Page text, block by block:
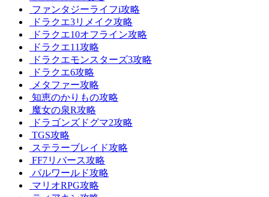
ファンタジーライフi攻略
ドラクエ3リメイク攻略
ドラクエ10オフライン攻略
ドラクエ11攻略
ドラクエモンスターズ3攻略
ドラクエ6攻略
メタファー攻略
知恵のかりもの攻略
魔女の泉R攻略
ドラゴンズドグマ2攻略
TGS攻略
ステラーブレイド攻略
FF7リバース攻略
パルワールド攻略
マリオRPG攻略